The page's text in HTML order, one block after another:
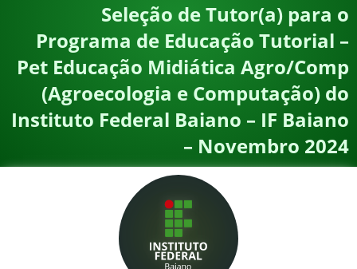
Canais
Seleção de Tutor(a) para o
Programa de Educação Tutorial –
Pet Educação Midiática Agro/Comp
(Agroecologia e Computação) do
Instituto Federal Baiano – IF Baiano
– Novembro 2024